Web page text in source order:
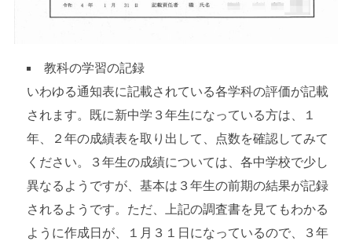
教科の学習の記録
いわゆる通知表に記載されている各学科の評価が記載
されます。既に新中学３年生になっている方は、１
年、２年の成績表を取り出して、点数を確認してみて
ください。３年生の成績については、各中学校で少し
異なるようですが、基本は３年生の前期の結果が記録
されるようです。ただ、上記の調査書を見てもわかる
ように作成日が、１月３１日になっているので、３年